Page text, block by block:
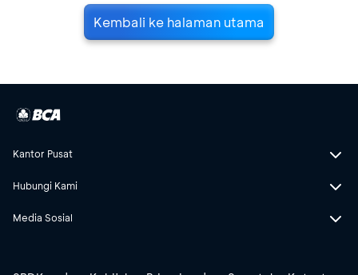
Kembali ke halaman utama
Kantor Pusat
Hubungi Kami
Media Sosial